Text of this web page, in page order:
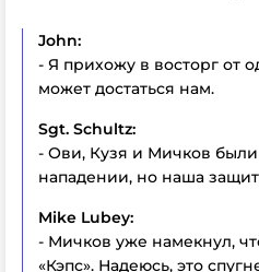
John:
- Я прихожу в восторг от
может достаться нам.
Sgt. Schultz:
- Ови, Кузя и Мичков
нападении, но наша
Mike Lubey:
- Мичков уже намекнул,
«Кэпс». Надеюсь, это